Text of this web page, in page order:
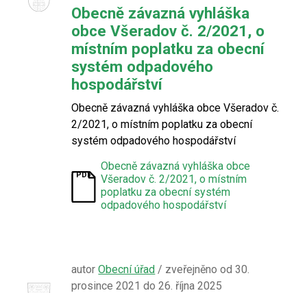
Obecně závazná vyhláška
obce Všeradov č. 2/2021, o
místním poplatku za obecní
systém odpadového
hospodářství
Obecně závazná vyhláška obce Všeradov č.
2/2021, o místním poplatku za obecní
systém odpadového hospodářství
Obecně závazná vyhláška obce
Všeradov č. 2/2021, o místním
poplatku za obecní systém
odpadového hospodářství
autorObecní úřad / zveřejněno od 30.
prosince 2021 do 26. října 2025